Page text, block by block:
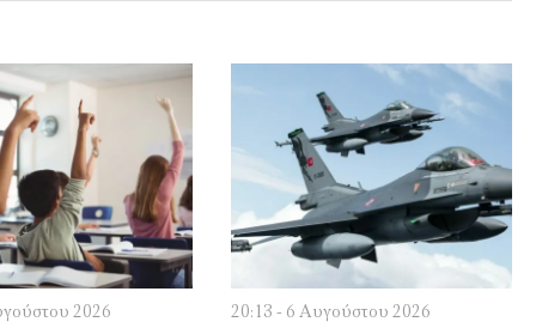
2026 20:13 - 6 Αυγούστου 2026